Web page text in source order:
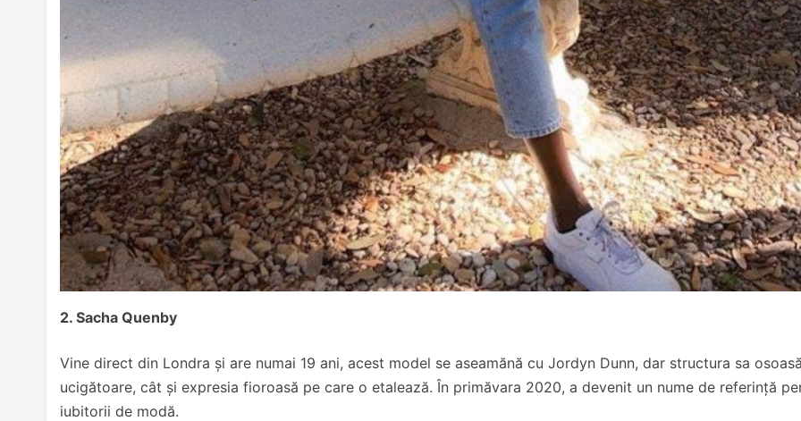
2. Sacha Quenby
Vine direct din Londra și are numai 19 ani, acest model se aseamănă cu Jordyn Dunn, dar structura sa
ucigătoare, cât și expresia fioroasă pe care o etalează. În primăvara 2020, a devenit un nume de referință
iubitorii de modă.